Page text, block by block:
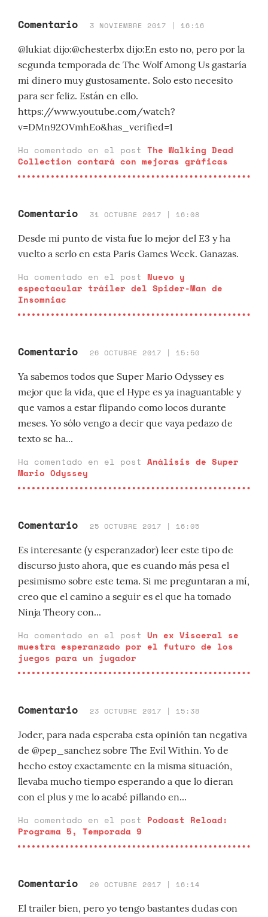
Comentario 3 NOVIEMBRE 2017 | 16:16
@lukiat dijo:@chesterbx dijo:En esto no, pero por la
segunda temporada de The Wolf Among Us gastaría
mi dinero muy gustosamente. Solo esto necesito
para ser feliz. Están en ello.
https://www.youtube.com/watch?
v=DMn92OVmhEo&has_verified=1
Ha comentado en el post The Walking Dead
Collection contará con mejoras gráficas
Comentario 31 OCTUBRE 2017 | 16:08
Desde mi punto de vista fue lo mejor del E3 y ha
vuelto a serlo en esta Paris Games Week. Ganazas.
Ha comentado en el post Nuevo y
espectacular tráiler del Spider-Man de
Insomniac
Comentario 26 OCTUBRE 2017 | 15:50
Ya sabemos todos que Super Mario Odyssey es
mejor que la vida, que el Hype es ya inaguantable y
que vamos a estar flipando como locos durante
meses. Yo sólo vengo a decir que vaya pedazo de
texto se ha...
Ha comentado en el post Análisis de Super
Mario Odyssey
Comentario 25 OCTUBRE 2017 | 16:05
Es interesante (y esperanzador) leer este tipo de
discurso justo ahora, que es cuando más pesa el
pesimismo sobre este tema. Si me preguntaran a mí,
creo que el camino a seguir es el que ha tomado
Ninja Theory con...
Ha comentado en el post Un ex Visceral se
muestra esperanzado por el futuro de los
juegos para un jugador
Comentario 23 OCTUBRE 2017 | 15:38
Joder, para nada esperaba esta opinión tan negativa
de @pep_sanchez sobre The Evil Within. Yo de
hecho estoy exactamente en la misma situación,
llevaba mucho tiempo esperando a que lo dieran
con el plus y me lo acabé pillando en...
Ha comentado en el post Podcast Reload:
Programa 5, Temporada 9
Comentario 20 OCTUBRE 2017 | 16:14
El trailer bien, pero yo tengo bastantes dudas con